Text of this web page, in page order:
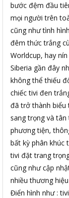
bước đệm đầu
mọi người trên
cũng như tình
đêm thức trắng
Worldcup, hay
Siberia gần đây
không thể thiếu
chiếc tivi đen
đã trở thành biểu
sang trọng và
phương tiện,
bất kỳ phân khúc
tivi đặt trang
cũng như cập
nhiều thương
Điển hình như :